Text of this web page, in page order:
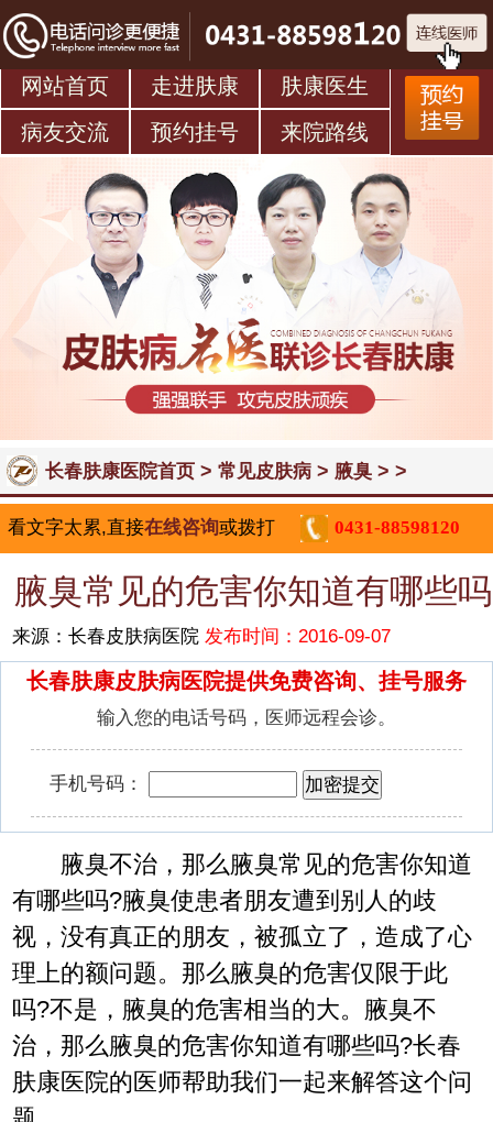
网站首页 走进肤康
肤康医生
病友交流
预约挂号 来院路线
长春肤康医院首页> 常见皮肤病> 腋臭> >
看文字太累,直接在线咨询或拨打 0431-88598120
腋臭常见的危害你知道有哪些吗
来源：长春皮肤病医院发布时间：2016-09-07
长春肤康皮肤病医院提供免费咨询、挂号服务
输入您的电话号码，医师远程会诊。
手机号码：
腋臭不治，那么腋臭常见的危害你知道
有哪些吗?腋臭使患者朋友遭到别人的歧
视，没有真正的朋友，被孤立了，造成了心
理上的额问题。那么腋臭的危害仅限于此
吗?不是，腋臭的危害相当的大。腋臭不
治，那么腋臭的危害你知道有哪些吗?长春
肤康医院的医师帮助我们一起来解答这个问